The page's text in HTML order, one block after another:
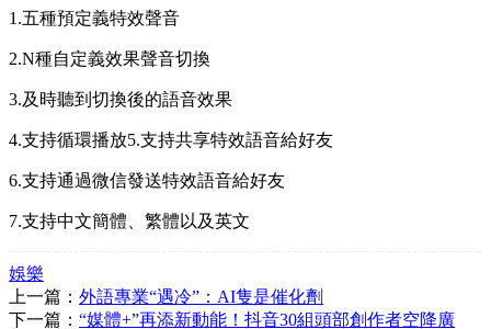
1.五種預定義特效聲音
2.N種自定義效果聲音切換
3.及時聽到切換後的語音效果
4.支持循環播放5.支持共享特效語音給好友
6.支持通過微信發送特效語音給好友
7.支持中文簡體、繁體以及英文
娛樂
上一篇： 外語專業“遇冷”：AI隻是催化劑
下一篇： “媒體+”再添新動能！抖音30組頭部創作者空降廣